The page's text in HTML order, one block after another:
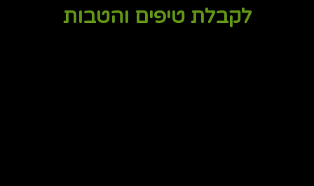
לקבלת טיפים והטבות